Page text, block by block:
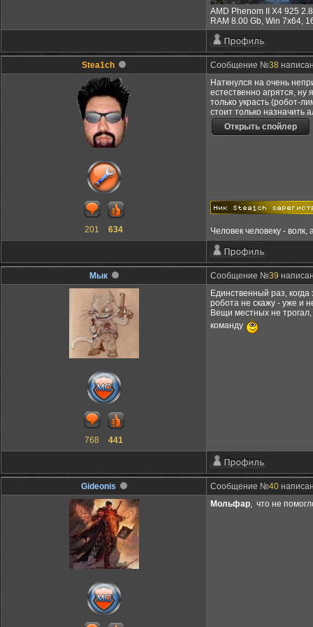
AMD Phenom II X4 925
RAM 8.00 Gb, Win 7x64,
Stea1ch Сообщение №38
201 634
Наткнулся на очень
естественно агрятся,
только украсть (робот-
стоит только назначить
Человек человеку -
Мык Сообщение №39
768 441
Единственный раз,
робота не скажу - уже и
Вещи местных не
команду
Gideonis Сообщение №40
Мольфар, что не